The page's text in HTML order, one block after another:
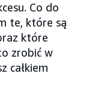
Co do
te, które są
które
zrobić w
całkiem